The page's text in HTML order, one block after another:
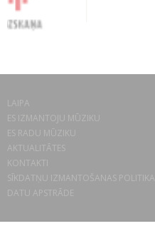
LAIPA
ES IZMANTOJU MŪZIKU
ES RADU MŪZIKU
AKTUALITĀTES
KONTAKTI
SĪKDATŅU IZMANTOŠANAS POLITIKA
DATU APSTRĀDE